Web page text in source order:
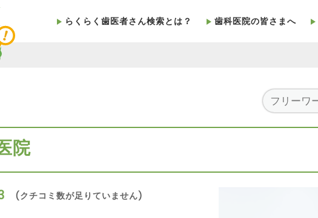
らくらく歯医者さん検索とは？ 歯科医院の皆さまへ
院
(クチコミ数が足りていません)